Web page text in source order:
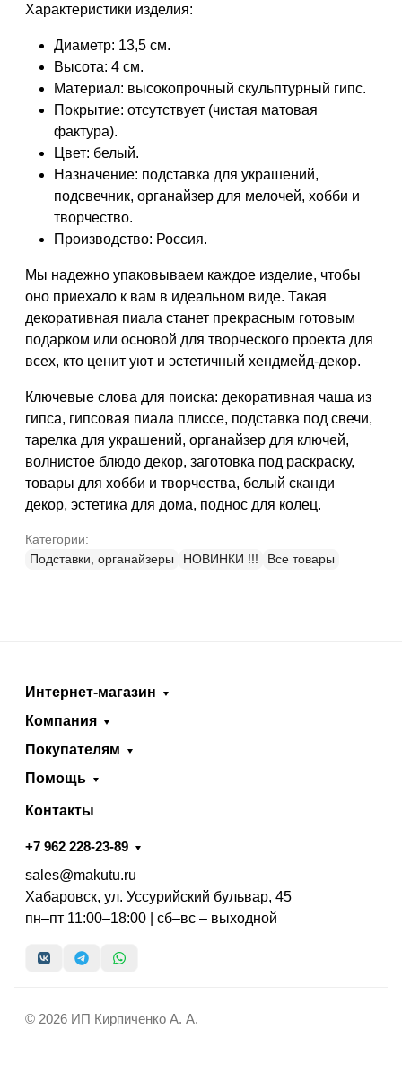
Характеристики изделия:
Диаметр: 13,5 см.
Высота: 4 см.
Материал: высокопрочный скульптурный гипс.
Покрытие: отсутствует (чистая матовая
фактура).
Цвет: белый.
Назначение: подставка для украшений,
подсвечник, органайзер для мелочей, хобби и
творчество.
Производство: Россия.
Мы надежно упаковываем каждое изделие, чтобы
оно приехало к вам в идеальном виде. Такая
декоративная пиала станет прекрасным готовым
подарком или основой для творческого проекта для
всех, кто ценит уют и эстетичный хендмейд-декор.
Ключевые слова для поиска: декоративная чаша из
гипса, гипсовая пиала плиссе, подставка под свечи,
тарелка для украшений, органайзер для ключей,
волнистое блюдо декор, заготовка под раскраску,
товары для хобби и творчества, белый сканди
декор, эстетика для дома, поднос для колец.
Категории:
Подставки, органайзеры
НОВИНКИ !!! Все товары
Интернет-магазин
Компания
Покупателям
Помощь
Контакты
+7 962 228-23-89
sales@makutu.ru
Хабаровск, ул. Уссурийский бульвар, 45
пн–пт 11:00–18:00 | сб–вс – выходной
© 2026 ИП Кирпиченко А. А.